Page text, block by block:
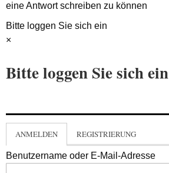
eine Antwort schreiben zu können
Bitte loggen Sie sich ein
×
Bitte loggen Sie sich ein
ANMELDEN REGISTRIERUNG
Benutzername oder E-Mail-Adresse